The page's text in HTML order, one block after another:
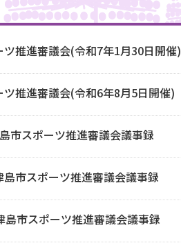
推進審議会(令和7年1月30日開催)
推進審議会(令和6年8月5日開催)
市スポーツ推進審議会議事録
市スポーツ推進審議会議事録
島市スポーツ推進審議会議事録